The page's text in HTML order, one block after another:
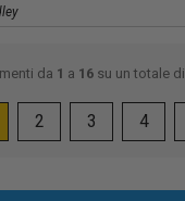
da 1 a 16su un totale di
2 3 4